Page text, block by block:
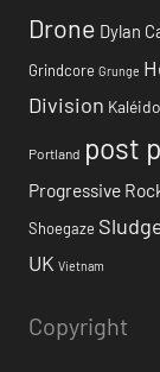
Drone Dylan
Grindcore Grunge
Division
Portland post
Progressive
Shoegaze
UK Vietnam
Copyright